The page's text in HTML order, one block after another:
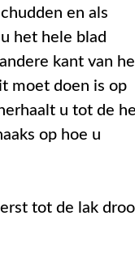
en als
het hele blad
kant van
moet doen is op
u tot de
op hoe u
tot de lak